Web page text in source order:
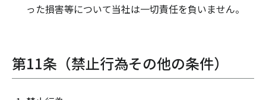
った損害等について当社は一切責任を負いません。
第11条（禁止行為その他の条件）